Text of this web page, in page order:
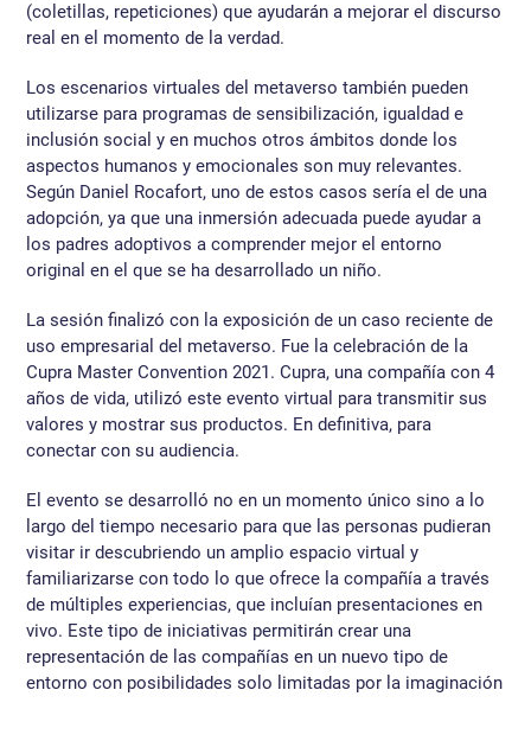
(coletillas, repeticiones) que ayudarán a mejorar el discurso
real en el momento de la verdad.
Los escenarios virtuales del metaverso también pueden
utilizarse para programas de sensibilización, igualdad e
inclusión social y en muchos otros ámbitos donde los
aspectos humanos y emocionales son muy relevantes.
Según Daniel Rocafort, uno de estos casos sería el de una
adopción, ya que una inmersión adecuada puede ayudar a
los padres adoptivos a comprender mejor el entorno
original en el que se ha desarrollado un niño.
La sesión finalizó con la exposición de un caso reciente de
uso empresarial del metaverso. Fue la celebración de la
Cupra Master Convention 2021. Cupra, una compañía con 4
años de vida, utilizó este evento virtual para transmitir sus
valores y mostrar sus productos. En definitiva, para
conectar con su audiencia.
El evento se desarrolló no en un momento único sino a lo
largo del tiempo necesario para que las personas pudieran
visitar ir descubriendo un amplio espacio virtual y
familiarizarse con todo lo que ofrece la compañía a través
de múltiples experiencias, que incluían presentaciones en
vivo. Este tipo de iniciativas permitirán crear una
representación de las compañías en un nuevo tipo de
entorno con posibilidades solo limitadas por la imaginación